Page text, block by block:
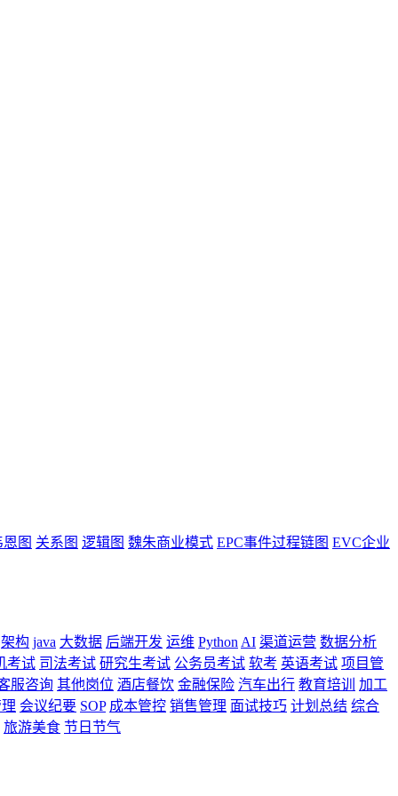
恩图 关系图 逻辑图 魏朱商业模式 EPC事件过程链图 EVC企业
架构 java 大数据 后端开发 运维 Python AI 渠道运营 数据分析
考试 司法考试 研究生考试 公务员考试 软考 英语考试 项目管
服咨询 其他岗位 酒店餐饮 金融保险 汽车出行 教育培训
加工
会议纪要 SOP 成本管控 销售管理 面试技巧 计划总结 综合
旅游美食 节日节气